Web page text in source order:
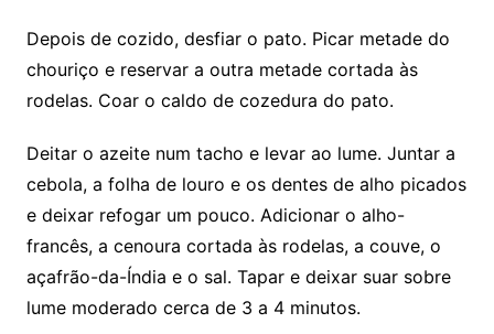
Depois de cozido, desfiar o pato. Picar metade do
chouriço e reservar a outra metade cortada às
rodelas. Coar o caldo de cozedura do pato.
Deitar o azeite num tacho e levar ao lume. Juntar a
cebola, a folha de louro e os dentes de alho picados
e deixar refogar um pouco. Adicionar o alho-
francês, a cenoura cortada às rodelas, a couve, o
açafrão-da-Índia e o sal. Tapar e deixar suar sobre
lume moderado cerca de 3 a 4 minutos.